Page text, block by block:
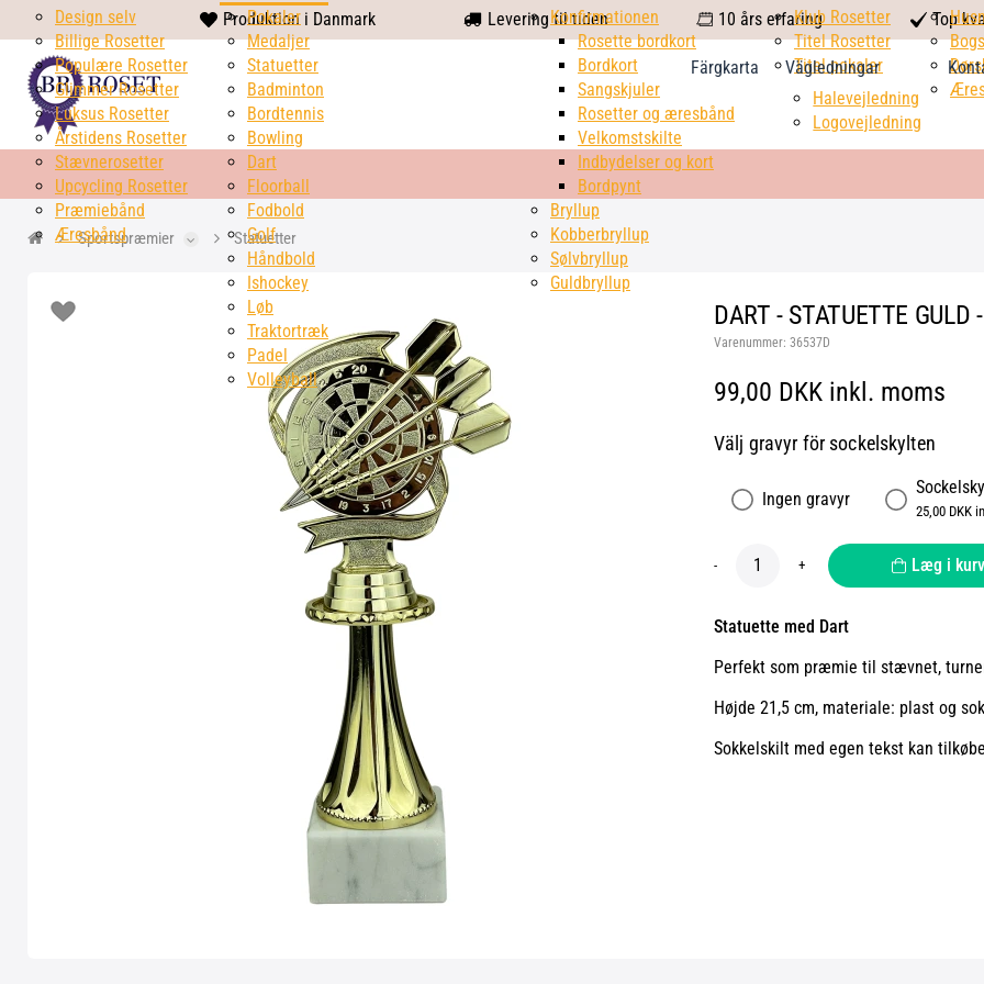
heart
solid
Produktion i Danmark Levering til tiden calendar
10 års erfaring
check
mark
Top
Färgkarta
Vägledningar
Halevejledning
Logovejledning
Design selv
Billige Rosetter
Populære Rosetter
Glimmer Rosetter
Luksus Rosetter
Årstidens Rosetter
Stævnerosetter
Upcycling Rosetter
Præmiebånd
Æresbånd
Pokaler
Medaljer
Statuetter
Badminton
Bordtennis
Bowling
Dart
Floorball
Fodbold
Golf
Håndbold
Ishockey
Løb
Traktortræk
Padel
Volleyball
Konfirmationen
Rosette bordkort
Bordkort
Sangskjuler
Rosetter og æresbånd
Velkomstskilte
Indbydelser og kort
Bordpynt
Bryllup
Kobberbryllup
Sølvbryllup
Guldbryllup
Klub Rosetter
Titel Rosetter
Titel pokaler
Sportspræmier Statuetter
DART - STATUETTE GULD
Varenummer: 36537D
99,00 DKK inkl. moms
Välj gravyr för sockelskylten
Ingen gravyr
25,00 DKK
- + Læg i kurv
Statuette med Dart
Perfekt som præmie til stævnet,
Højde 21,5 cm, materiale: plast og
Sokkelskilt med egen tekst kan